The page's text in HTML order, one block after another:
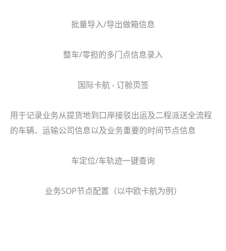
批量导入/导出做箱信息
整车/零担的多门点信息录入
国际卡航 - 订舱页签
用于记录业务从提货地到口岸接驳出运及二程派送全流程
的车辆、运输公司信息以及业务重要的时间节点信息
车定位/车轨迹一键查询
业务SOP节点配置（以中欧卡航为例）